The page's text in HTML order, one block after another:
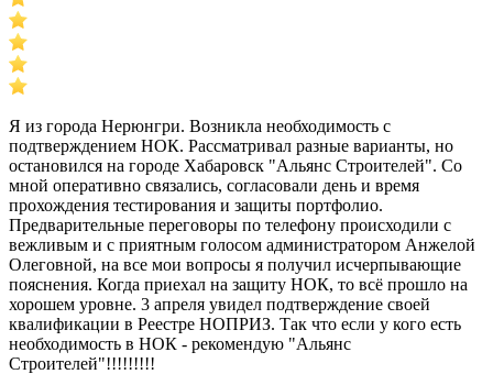
Я из города Нерюнгри. Возникла необходимость с
подтверждением НОК. Рассматривал разные варианты, но
остановился на городе Хабаровск "Альянс Строителей". Со
мной оперативно связались, согласовали день и время
прохождения тестирования и защиты портфолио.
Предварительные переговоры по телефону происходили с
вежливым и с приятным голосом администратором Анжелой
Олеговной, на все мои вопросы я получил исчерпывающие
пояснения. Когда приехал на защиту НОК, то всё прошло на
хорошем уровне. 3 апреля увидел подтверждение своей
квалификации в Реестре НОПРИЗ. Так что если у кого есть
необходимость в НОК - рекомендую "Альянс
Строителей"!!!!!!!!!